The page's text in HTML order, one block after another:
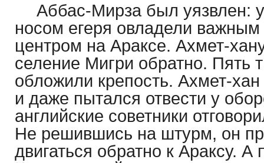
Аббас-Мирза был уязвлен:
носом егеря овладели важным
центром на Араксе. Ахмет-
селение Мигри обратно. Пять
обложили крепость. Ахмет-
и даже пытался отвести у
английские советники
Не решившись на штурм, он
двигаться обратно к Араксу. А